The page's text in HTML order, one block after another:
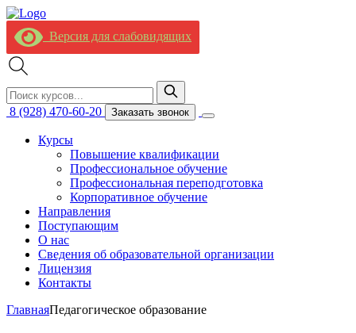
Версия для слабовидящих
8 (928) 470-60-20 Заказать звонок
Курсы
Повышение квалификации
Профессиональное обучение
Профессиональная переподготовка
Корпоративное обучение
Направления
Поступающим
О нас
Сведения об образовательной организации
Лицензия
Контакты
ГлавнаяПедагогическое образование